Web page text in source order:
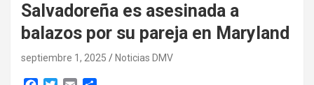
Salvadoreña es asesinada a
balazos por su pareja en Maryland
septiembre 1, 2025 Noticias DMV